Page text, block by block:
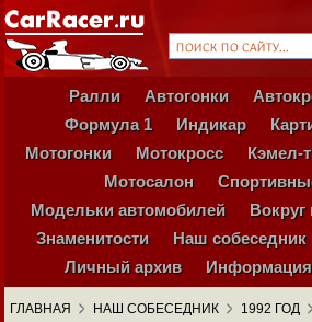
Ралли Автогонки
Формула 1
Индикар
Мотогонки
Мотокросс Кэмел-
Мотосалон
Модельки автомобилей
Вокруг
Знаменитости
Наш собеседник
Личный архив
Информация
ГЛАВНАЯ НАШ СОБЕСЕДНИК
1992 ГОД